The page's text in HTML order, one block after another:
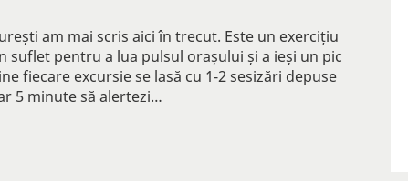
am mai scris aici în trecut. Este un exercițiu
suflet pentru a lua pulsul orașului și a ieși un pic
fiecare excursie se lasă cu 1-2 sesizări depuse
5 minute să alertezi…